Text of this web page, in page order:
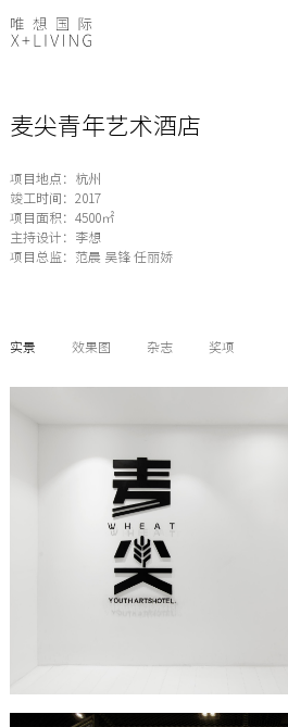
麦尖青年艺术酒店
项目地点：杭州
竣工时间：2017
项目面积：4500㎡
主持设计：李想
项目总监：范晨 吴锋 任丽娇
实景 效果图 杂志 奖项